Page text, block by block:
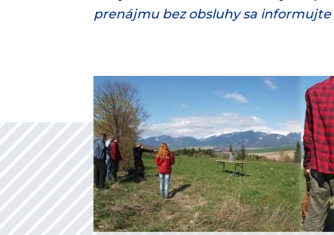
prenájmu bez obsluhy sa informujte